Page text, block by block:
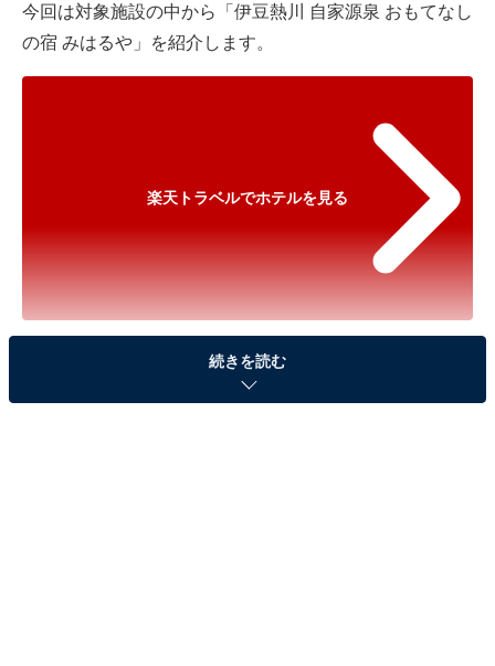
今回は対象施設の中から「伊豆熱川 自家源泉 おもてなし
の宿 みはるや」を紹介します。
楽天トラベルでホテルを見る
※以下のセール情報は2025年10月29日15時30分現在の
ものです。料金の変更、満室の場合もあります。
続きを読む